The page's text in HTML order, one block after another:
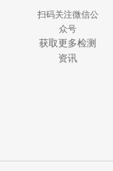
扫码关注微信公
众号
获取更多检测
资讯